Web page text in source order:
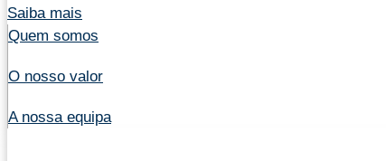
Saiba mais
Quem somos
O nosso valor
A nossa equipa